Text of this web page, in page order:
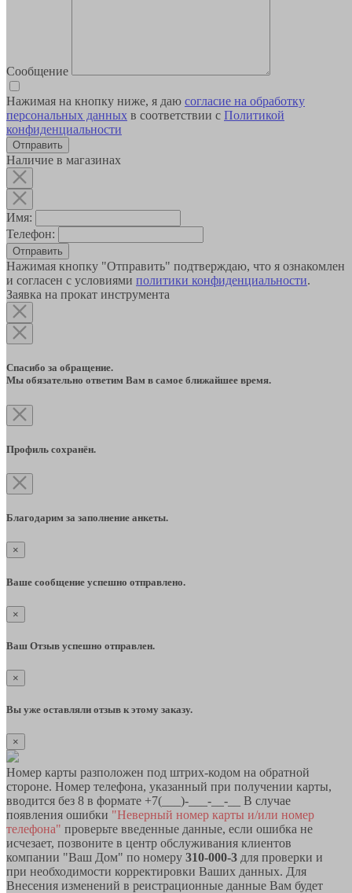
Сообщение
Нажимая на кнопку ниже, я даю согласие на обработку
персональных данных в соответствии с Политикой
конфиденциальности
Наличие в магазинах
Имя:
Телефон:
Отправить
Нажимая кнопку "Отправить" подтверждаю, что я ознакомлен
и согласен с условиями политики конфиденциальности.
Заявка на прокат инструмента
Спасибо за обращение.
Мы обязательно ответим Вам в самое ближайшее время.
Профиль сохранён.
Благодарим за заполнение анкеты.
×
Ваше сообщение успешно отправлено.
×
Ваш Отзыв успешно отправлен.
×
Вы уже оставляли отзыв к этому заказу.
×
Номер карты разположен под штрих-кодом на обратной
стороне. Номер телефона, указанный при получении карты,
вводится без 8 в формате +7(___)-___-__-__ В случае
появления ошибки "Неверный номер карты и/или номер
телефона" проверьте введенные данные, если ошибка не
исчезает, позвоните в центр обслуживания клиентов
компании "Ваш Дом" по номеру 310-000-3 для проверки и
при необходимости корректировки Ваших данных. Для
Внесения изменений в реистрационные данные Вам будет